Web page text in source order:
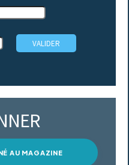
AU MAGAZINE